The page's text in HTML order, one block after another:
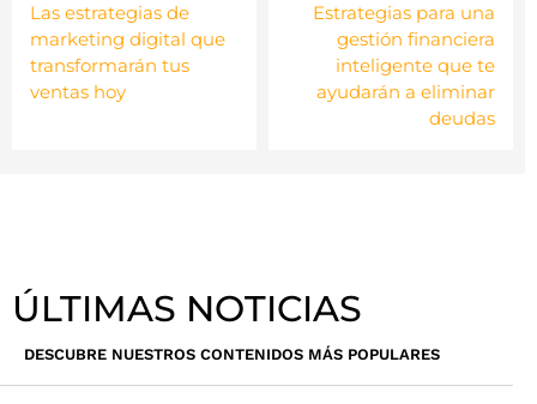
Las estrategias de
marketing digital que
transformarán tus
ventas hoy
Estrategias para una
gestión financiera
inteligente que te
ayudarán a eliminar
deudas
ÚLTIMAS NOTICIAS
DESCUBRE NUESTROS CONTENIDOS MÁS POPULARES